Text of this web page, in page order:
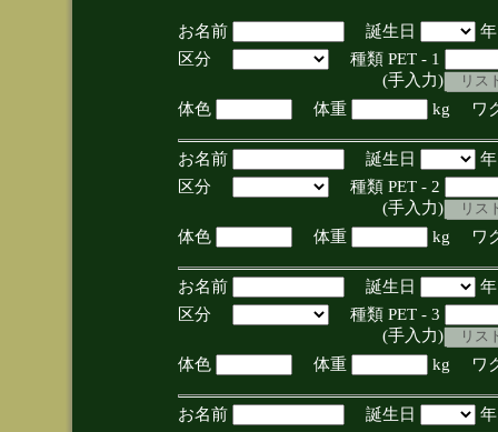
お名前 誕生日
区分
種類 PET - 1
(手入力)
体色
体重 kg ワ
お名前 誕生日
区分
種類 PET - 2
(手入力)
体色
体重 kg ワ
お名前 誕生日
区分
種類 PET - 3
(手入力)
体色
体重 kg ワ
お名前 誕生日